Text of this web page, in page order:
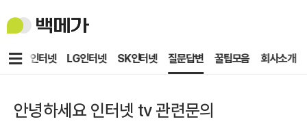
백
메
KT인터넷 LG인터넷 SK인터넷 질문답변 꿀팁모음 회사소개
메
안녕하세요 인터넷 tv 관련문의